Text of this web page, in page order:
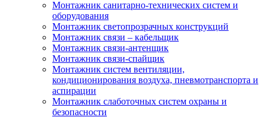
Монтажник санитарно-технических систем и
оборудования
Монтажник светопрозрачных конструкций
Монтажник связи – кабельщик
Монтажник связи-антенщик
Монтажник связи-спайщик
Монтажник систем вентиляции,
кондиционирования воздуха, пневмотранспорта и
аспирации
Монтажник слаботочных систем охраны и
безопасности